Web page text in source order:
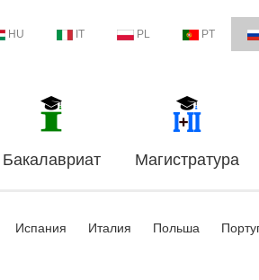
HU IT PL PT
Бакалавриат Магистратура
Испания Италия Польша